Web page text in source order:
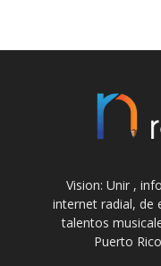
Vision: Unir ,
internet radial, de
talentos
Puerto